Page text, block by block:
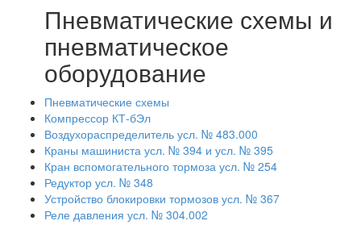
Пневматические схемы и
пневматическое
оборудование
Пневматические схемы
Компрессор КТ-бЭл
Воздухораспределитель усл. № 483.000
Краны машиниста усл. № 394 и усл. № 395
Кран вспомогательного тормоза усл. № 254
Редуктор усл. № 348
Устройство блокировки тормозов усл. № 367
Реле давления усл. № 304.002